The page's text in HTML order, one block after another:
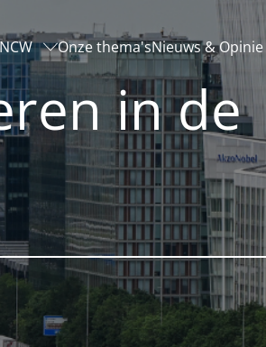
Onze thema'sNieuws & Opinie
in de